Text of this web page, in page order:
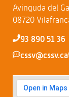
Avinguda del
08720
93 890 51 36